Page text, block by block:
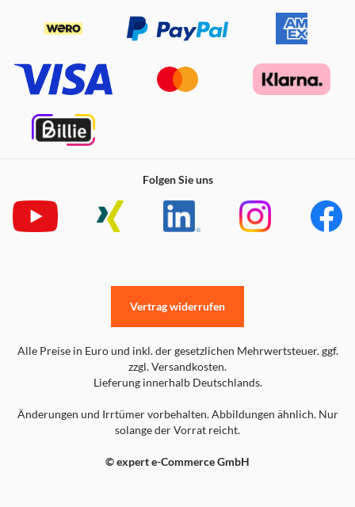
Folgen Sie uns
Alle Preise in Euro und inkl. der gesetzlichen Mehrwertsteuer. ggf.
zzgl. Versandkosten.
Lieferung innerhalb Deutschlands.
Änderungen und Irrtümer vorbehalten. Abbildungen ähnlich. Nur
solange der Vorrat reicht.
© expert e-Commerce GmbH
Vertrag widerrufen